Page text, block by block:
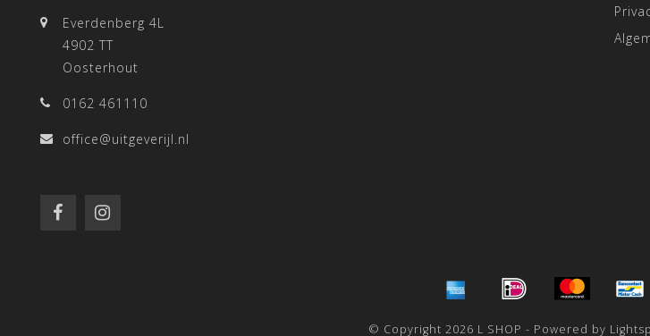
Everdenberg 4L
4902 TT
Oosterhout
0162 461110
office@uitgeverijl.nl
© Copyright 2026 L SHOP - Powered by